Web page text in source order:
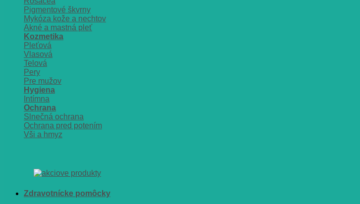
Pigmentové škvrny
Mykóza kože a nechtov
Akné a mastná pleť
Kozmetika
Pleťová
Vlasová
Telová
Pery
Pre mužov
Hygiena
Intímna
Ochrana
Slnečná ochrana
Ochrana pred potením
Vši a hmyz
Zdravotnícke pomôcky